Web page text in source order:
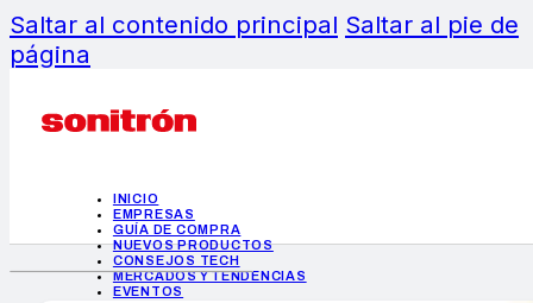
Saltar al contenido principal Saltar al pie de
página
INICIO
EMPRESAS
GUÍA DE COMPRA
NUEVOS PRODUCTOS
CONSEJOS TECH
MERCADOS Y TENDENCIAS
EVENTOS